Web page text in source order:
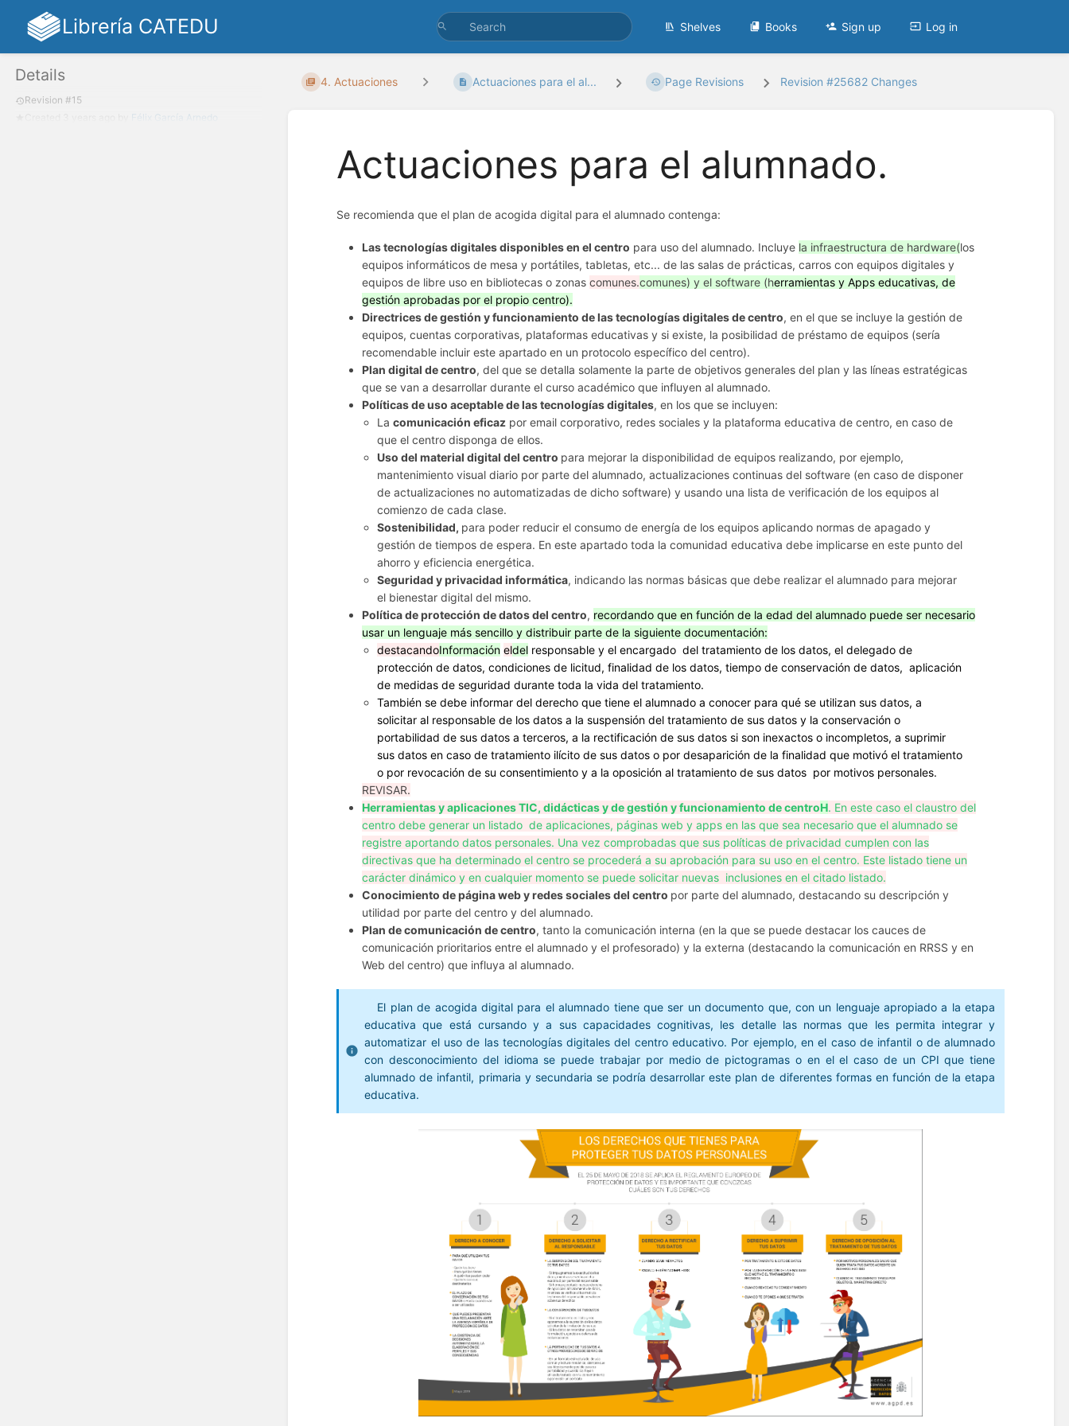
Librería CATEDU Shelves Books Sign up Log in
Details
Revision #15
Félix García Arnedo
4. Actuaciones Actuaciones para el al... Page Revisions Revision #25682 Changes
Actuaciones para el alumnado.
Se recomienda que el plan de acogida digital para el alumnado contenga:
Las tecnologías digitales disponibles en el centro para uso del alumnado. Incluye la infraestructura de hardware(los
equipos informáticos de mesa y portátiles, tabletas, etc... de las salas de prácticas, carros con equipos digitales y
equipos de libre uso en bibliotecas o zonascomunes.comunes) y el software (herramientas y Apps educativas, de
gestión aprobadas por el propio centro).
Directrices de gestión y funcionamiento de las tecnologías digitales de centro, en el que se incluye la gestión de
equipos, cuentas corporativas, plataformas educativas y si existe, la posibilidad de préstamo de equipos (sería
recomendable incluir este apartado en un protocolo específico del centro).
Plan digital de centro, del que se detalla solamente la parte de objetivos generales del plan y las líneas estratégicas
que se van a desarrollar durante el curso académico que influyen al alumnado.
Políticas de uso aceptable de las tecnologías digitales, en los que se incluyen:
Lacomunicación eficaz por email corporativo, redes sociales y la plataforma educativa de centro, en caso de
que el centro disponga de ellos.
Uso del material digital del centro para mejorar la disponibilidad de equipos realizando, por ejemplo,
mantenimiento visual diario por parte del alumnado, actualizaciones continuas del software (en caso de disponer
de actualizaciones no automatizadas de dicho software) y usando una lista de verificación de los equipos al
comienzo de cada clase.
Sostenibilidad, para poder reducir el consumo de energía de los equipos aplicando normas de apagado y
gestión de tiempos de espera. En este apartado toda la comunidad educativa debe implicarse en este punto del
ahorro y eficiencia energética.
Seguridad y privacidad informática, indicando las normas básicas que debe realizar el alumnado para mejorar
el bienestar digital del mismo.
Política de protección de datos del centro, recordando que en función de la edad del alumnado puede ser necesario
usar un lenguaje más sencillo y distribuir parte de la siguiente documentación:
destacandoInformación eldel responsable y el encargado del tratamiento de los datos, el delegado de
protección de datos, condiciones de licitud, finalidad de los datos, tiempo de conservación de datos, aplicación
de medidas de seguridad durante toda la vida del tratamiento.
También se debe informar del derecho que tiene el alumnado a conocer para qué se utilizan sus datos, a
solicitar al responsable de los datos a la suspensión del tratamiento de sus datos y la conservación o
portabilidad de sus datos a terceros, a la rectificación de sus datos si son inexactos o incompletos, a suprimir
sus datos en caso de tratamiento ilícito de sus datos o por desaparición de la finalidad que motivó el tratamiento
o por revocación de su consentimiento y a la oposición al tratamiento de sus datos por motivos personales.
REVISAR.
Herramientas y aplicaciones TIC, didácticas y de gestión y funcionamiento de centroH. En este caso el claustro del
centro debe generar un listado de aplicaciones, páginas web y apps en las que sea necesario que el alumnado se
registre aportando datos personales. Una vez comprobadas que sus políticas de privacidad cumplen con las
directivas que ha determinado el centro se procederá a su aprobación para su uso en el centro. Este listado tiene un
carácter dinámico y en cualquier momento se puede solicitar nuevas inclusiones en el citado listado.
Conocimiento de página web y redes sociales del centro por parte del alumnado, destacando su descripción y
utilidad por parte del centro y del alumnado.
Plan de comunicación de centro, tanto la comunicación interna (en la que se puede destacar los cauces de
comunicación prioritarios entre el alumnado y el profesorado) y la externa (destacando la comunicación en RRSS y en
Web del centro) que influya al alumnado.
El plan de acogida digital para el alumnado tiene que ser un documento que, con un lenguaje apropiado a la etapa
educativa que está cursando y a sus capacidades cognitivas, les detalle las normas que les permita integrar y
automatizar el uso de las tecnologías digitales del centro educativo. Por ejemplo, en el caso de infantil o de alumnado
con desconocimiento del idioma se puede trabajar por medio de pictogramas o en el el caso de un CPI que tiene
alumnado de infantil, primaria y secundaria se podría desarrollar este plan de diferentes formas en función de la etapa
educativa.